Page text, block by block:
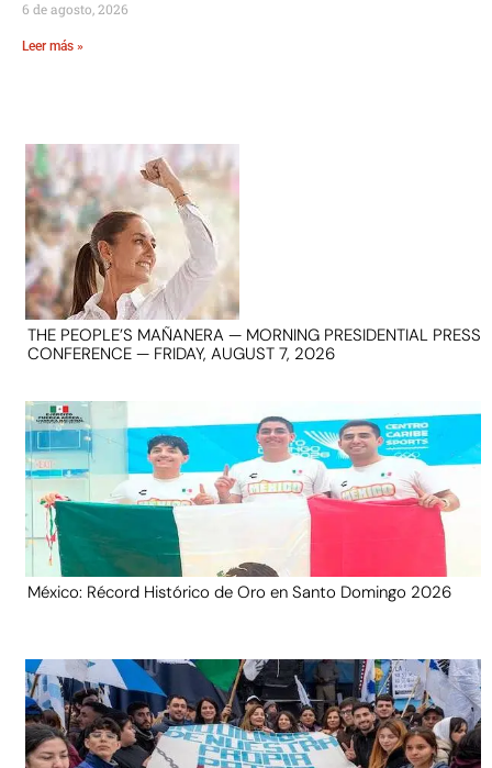
6 de agosto, 2026
Leer más »
THE PEOPLE’S MAÑANERA — MORNING PRESIDENTIAL PRESS
CONFERENCE — FRIDAY, AUGUST 7, 2026
México: Récord Histórico de Oro en Santo Domingo 2026